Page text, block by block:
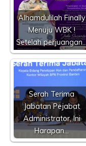
Alhamdulilah Finally
Menuju WBK !
Setelah perjuangan…
Serah Terima
Jabatan Pejabat
Administrator, Ini
Harapan…